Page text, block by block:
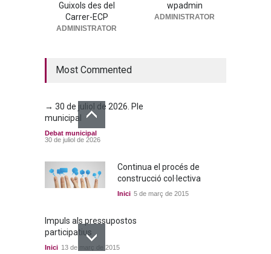
→ 25 de juny de 2026. Ple
Guixols des del
Carrer-ECP
ADMINISTRATOR
wpadmin
ADMINISTRATOR
Most Commented
→ 30 de juliol de 2026. Ple
municipal
Debat municipal
30 de juliol de 2026
Continua el procés de
construcció col·lectiva
Inici 5 de març de 2015
Impuls als pressupostos
participatius
Inici 13 de març de 2015